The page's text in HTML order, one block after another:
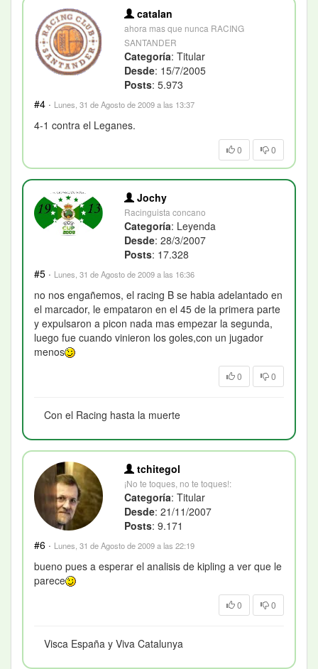
catalan
ahora mas que nunca RACING
SANTANDER
Categoría: Titular
Desde: 15/7/2005
Posts: 5.973
#4 · Lunes, 31 de Agosto de 2009 a las 13:37
4-1 contra el Leganes.
0 0
Jochy
Racinguista concano
Categoría: Leyenda
Desde: 28/3/2007
Posts: 17.328
#5 · Lunes, 31 de Agosto de 2009 a las 16:36
no nos engañemos, el racing B se habia adelantado en
el marcador, le empataron en el 45 de la primera parte
y expulsaron a picon nada mas empezar la segunda,
luego fue cuando vinieron los goles,con un jugador
menos
0 0
Con el Racing hasta la muerte
tchitegol
¡No te toques, no te toques!:
Categoría: Titular
Desde: 21/11/2007
Posts: 9.171
#6 · Lunes, 31 de Agosto de 2009 a las 22:19
bueno pues a esperar el analisis de kipling a ver que le
parece
0 0
Visca España y Viva Catalunya